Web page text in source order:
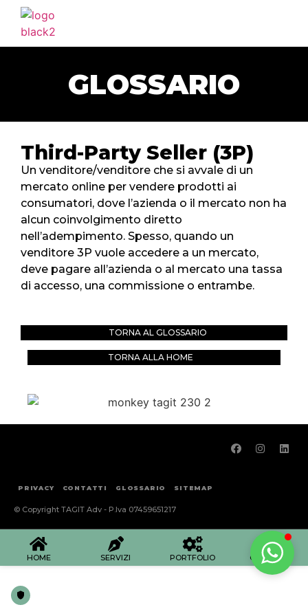
GLOSSARIO
Third-Party Seller (3P)
Un venditore/venditore che si avvale di un
mercato online per vendere prodotti ai
consumatori, dove l’azienda o il mercato non ha
alcun coinvolgimento diretto
nell’adempimento. Spesso, quando un
venditore 3P vuole accedere a un mercato,
deve pagare all’azienda o al mercato una tassa
di accesso, una commissione o entrambe.
TORNA AL GLOSSARIO
TORNA ALLA HOME
© Copyright TAGIT Adv - P.Iva 07459651217
PRIVACY CONTATTI GLOSSARIO SITEMAP
HOME SERVIZI PORTFOLIO CONTATTI
HOME
SERVIZI
CLIENTI
BLOG
CONTATTI